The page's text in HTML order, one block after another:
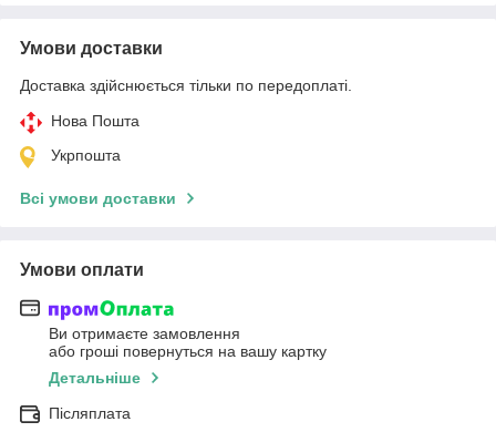
Умови доставки
Доставка здійснюється тільки по передоплаті.
Нова Пошта
Укрпошта
Всі умови доставки
Умови оплати
Ви отримаєте замовлення
або гроші повернуться на вашу картку
Детальніше
Післяплата